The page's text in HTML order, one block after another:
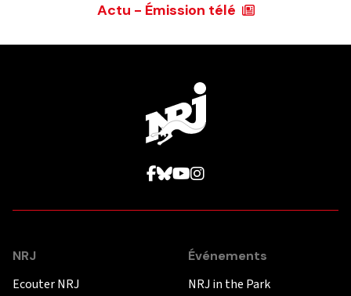
Actu - Émission télé
NRJ
Ecouter NRJ
Événements
NRJ in the Park